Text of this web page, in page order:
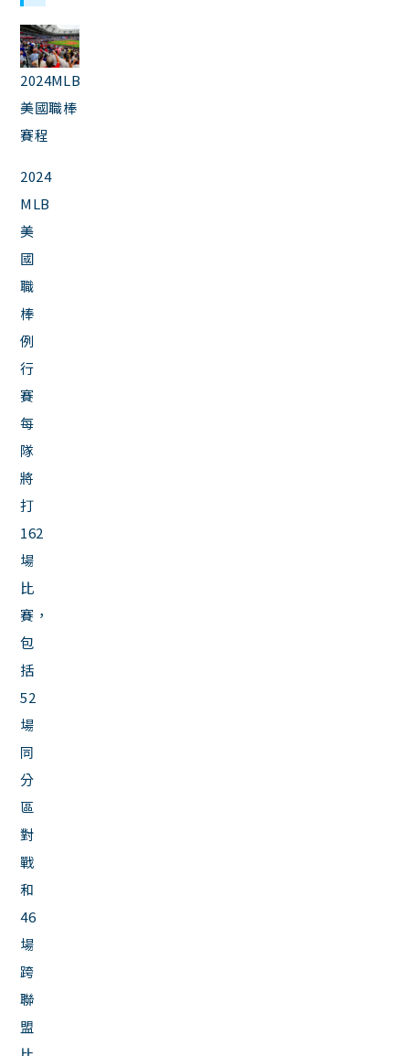
2024MLB
美國職棒
賽程
2024
MLB
美
國
職
棒
例
行
賽
每
隊
將
打
162
場
比
賽，
包
括
52
場
同
分
區
對
戰
和
46
場
跨
聯
盟